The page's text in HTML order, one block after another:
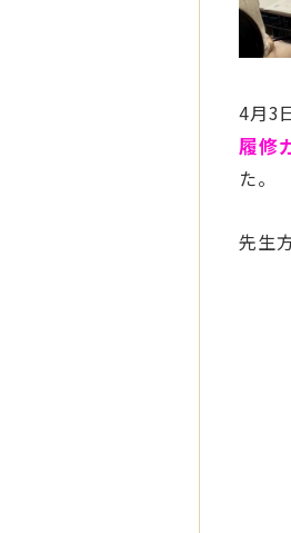
4月3
履修
た。
先生